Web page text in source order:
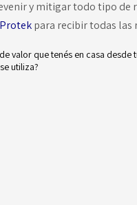
y mitigar todo tipo de
para recibir todas las
valor que tenés en casa desde
utiliza?